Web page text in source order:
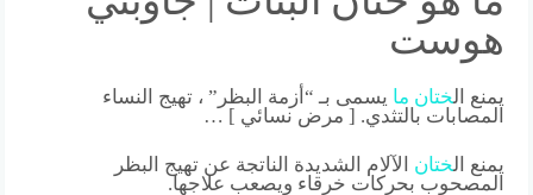
هوست
يمنع ال ختان ما يسمى بـ “أزمة البظر” ، تهيج النساء
المصابات بالتثدي. [ مرض نسائي ] …
يمنع ال ختان الآلام الشديدة الناتجة عن تهيج البظر
المصحوب بحركات خرقاء ويصعب علاجها.